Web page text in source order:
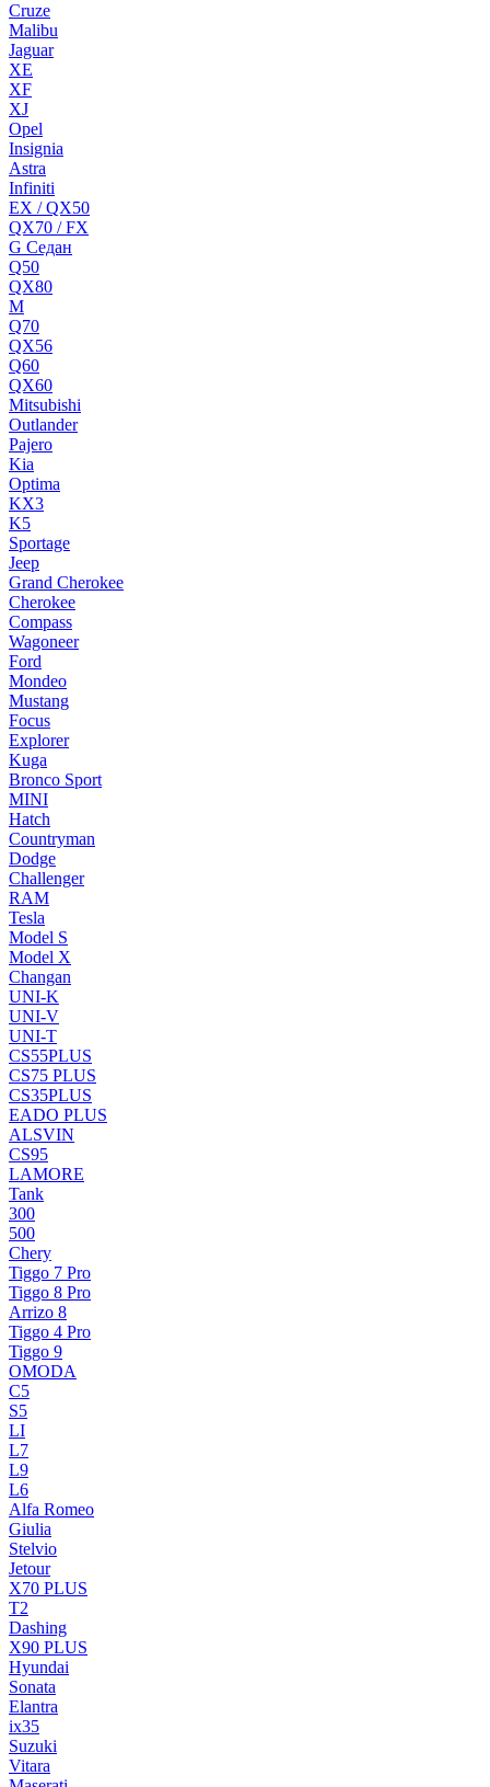
Cruze
Malibu
Jaguar
XE
XF
XJ
Opel
Insignia
Astra
Infiniti
EX / QX50
QX70 / FX
G Cедан
Q50
QX80
M
Q70
QX56
Q60
QX60
Mitsubishi
Outlander
Pajero
Kia
Optima
KX3
K5
Sportage
Jeep
Grand Cherokee
Cherokee
Compass
Wagoneer
Ford
Mondeo
Mustang
Focus
Explorer
Kuga
Bronco Sport
MINI
Hatch
Countryman
Dodge
Challenger
RAM
Tesla
Model S
Model X
Changan
UNI-K
UNI-V
UNI-T
CS55PLUS
CS75 PLUS
CS35PLUS
EADO PLUS
ALSVIN
CS95
LAMORE
Tank
300
500
Chery
Tiggo 7 Pro
Tiggo 8 Pro
Arrizo 8
Tiggo 4 Pro
Tiggo 9
OMODA
C5
S5
LI
L7
L9
L6
Alfa Romeo
Giulia
Stelvio
Jetour
X70 PLUS
T2
Dashing
X90 PLUS
Hyundai
Sonata
Elantra
ix35
Suzuki
Vitara